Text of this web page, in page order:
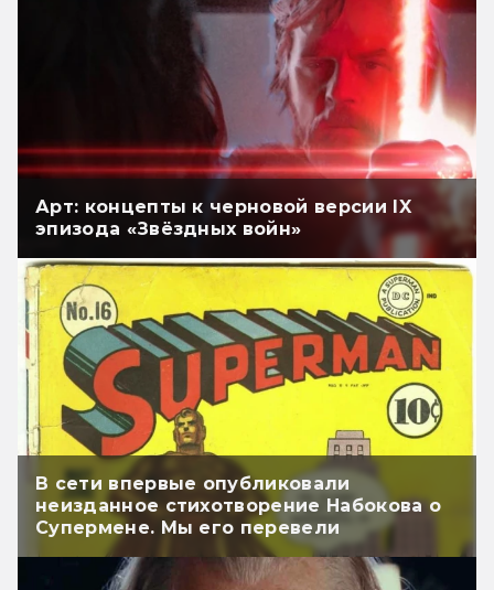
Арт: концепты к черновой версии IX
эпизода «Звёздных войн»
В сети впервые опубликовали
неизданное стихотворение Набокова о
Супермене. Мы его перевели